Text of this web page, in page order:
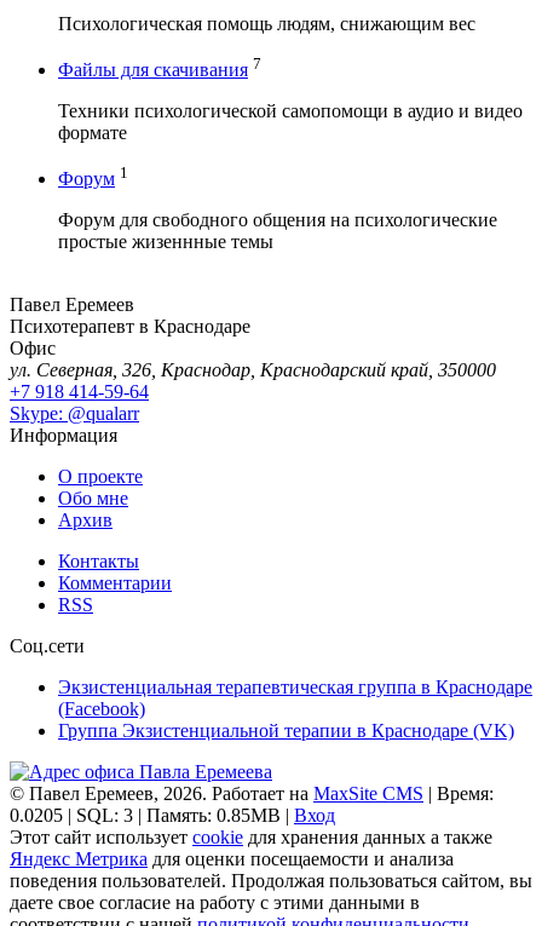
Психологическая помощь людям, снижающим вес
Файлы для скачивания 7
Техники психологической самопомощи в аудио и видео
формате
Форум 1
Форум для свободного общения на психологические
простые жизеннные темы
Павел Еремеев
Психотерапевт в Краснодаре
Офис
ул. Северная, 326, Краснодар, Краснодарский край, 350000
+7 918 414-59-64
Skype: @qualarr
Информация
О проекте
Обо мне
Архив
Контакты
Комментарии
RSS
Соц.сети
Экзистенциальная терапевтическая группа в Краснодаре
(Facebook)
Группа Экзистенциальной терапии в Краснодаре (VK)
© Павел Еремеев, 2026. Работает на MaxSite CMS | Время:
0.0205 | SQL: 3 | Память: 0.85MB
Вход
Этот сайт использует cookie для хранения данных а также
Яндекс Метрика для оценки посещаемости и анализа
поведения пользователей. Продолжая пользоваться сайтом, вы
даете свое согласие на работу с этими данными в